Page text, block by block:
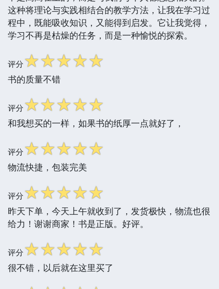
这种将理论与实践相结合的教学方法，让我在学习过
程中，既能吸收知识，又能得到启发。它让我觉得，
学习不再是枯燥的任务，而是一种愉悦的探索。
评分☆☆☆☆☆
书的质量不错
评分☆☆☆☆☆
和我想买的一样，如果书的纸厚一点就好了，
评分☆☆☆☆☆
物流快捷，包装完美
评分☆☆☆☆☆
昨天下单，今天上午就收到了，发货极快，物流也很
给力！谢谢商家！书是正版。好评。
评分☆☆☆☆☆
很不错，以后就在这里买了